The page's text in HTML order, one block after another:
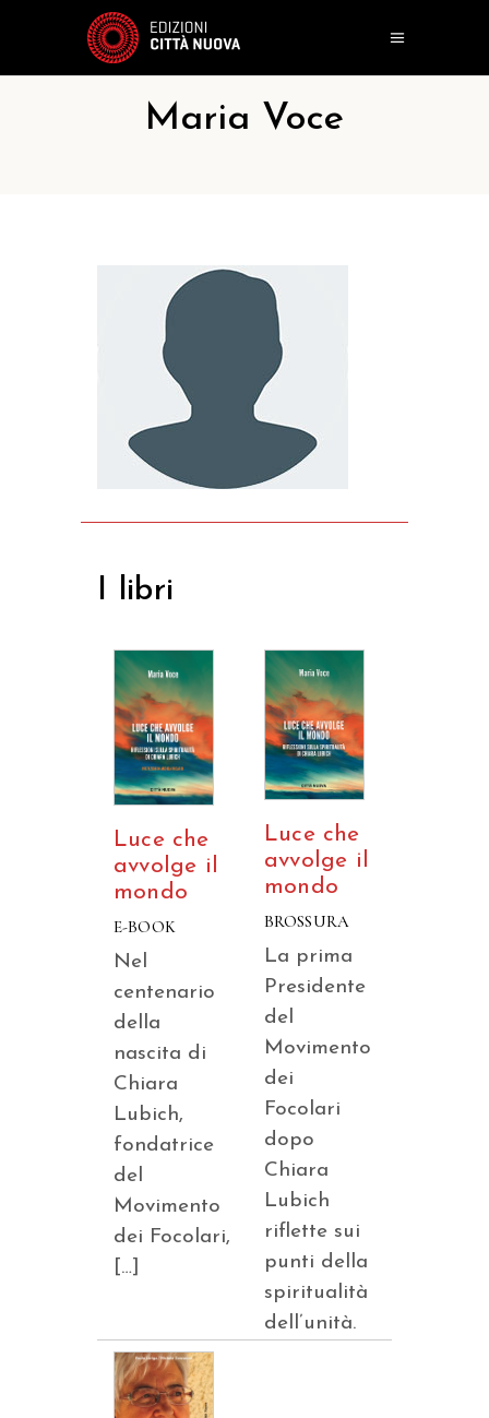
Maria Voce
I libri
Luce che
avvolge il
mondo
E-BOOK
Nel
centenario
della
nascita di
Chiara
Lubich,
fondatrice
del
Movimento
dei Focolari,
[…]
Luce che
avvolge il
mondo
BROSSURA
La prima
Presidente
del
Movimento
dei
Focolari
dopo
Chiara
Lubich
riflette sui
punti della
spiritualità
dell’unità.